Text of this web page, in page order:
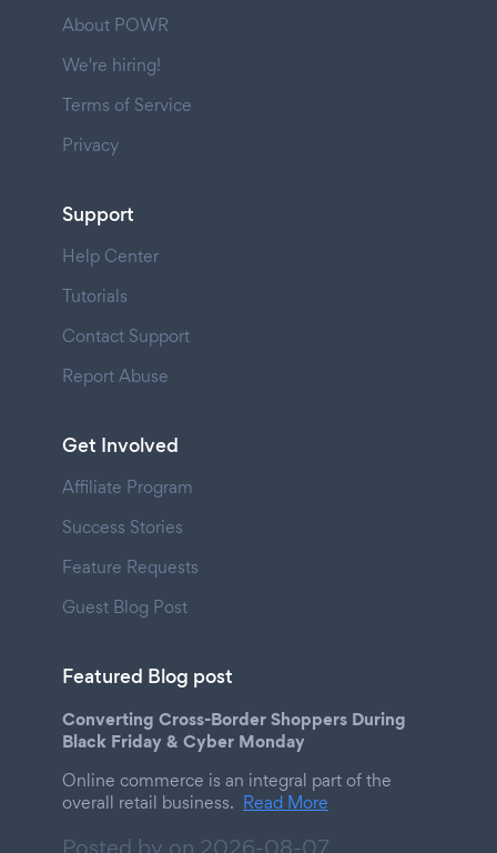
About POWR
We're hiring!
Terms of Service
Privacy
Support
Help Center
Tutorials
Contact Support
Report Abuse
Get Involved
Affiliate Program
Success Stories
Feature Requests
Guest Blog Post
Featured Blog post
Converting Cross-Border Shoppers During
Black Friday & Cyber Monday
Online commerce is an integral part of the
overall retail business. Read More